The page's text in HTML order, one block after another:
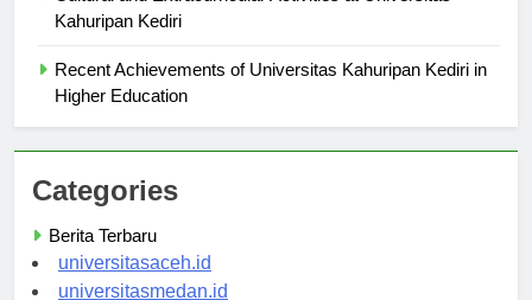
Cultural and Extracurricular Activities at Universitas
Recent Achievements of Universitas Kahuripan Kediri in
Categories
Berita Terbaru
universitasaceh.id